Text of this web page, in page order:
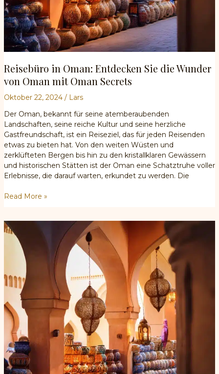
Reisebüro in Oman: Entdecken Sie die Wunder
von Oman mit Oman Secrets
Oktober 22, 2024 / Lars
Der Oman, bekannt für seine atemberaubenden
Landschaften, seine reiche Kultur und seine herzliche
Gastfreundschaft, ist ein Reiseziel, das für jeden Reisenden
etwas zu bieten hat. Von den weiten Wüsten und
zerklüfteten Bergen bis hin zu den kristallklaren Gewässern
und historischen Stätten ist der Oman eine Schatztruhe voller
Erlebnisse, die darauf warten, erkundet zu werden. Die
Reisebüro
Entdecken
Sie
Wunder
Oman
mit
Oman
Secrets
Read More »